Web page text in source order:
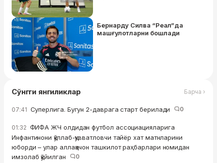
Бернарду Силва “Реал”да
машғулотларни бошлади
Сўнгги янгиликлар Барча ›
07:41 Суперлига. Бугун 2-даврага старт берилади 0
01:32 ФИФА ЖЧ олдидан футбол ассоциацияларига
Инфантинони қўллаб-қувватловчи тайёр хат матнларини
юборди – улар аллақачон ташкилот раҳбарлари номидан
имзолаб қўйилган
0